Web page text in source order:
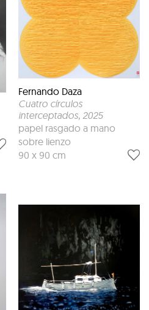
Fernando Daza
Cuatro círculos
interceptados, 2025
papel rasgado a mano
sobre lienzo
90 x 90 cm